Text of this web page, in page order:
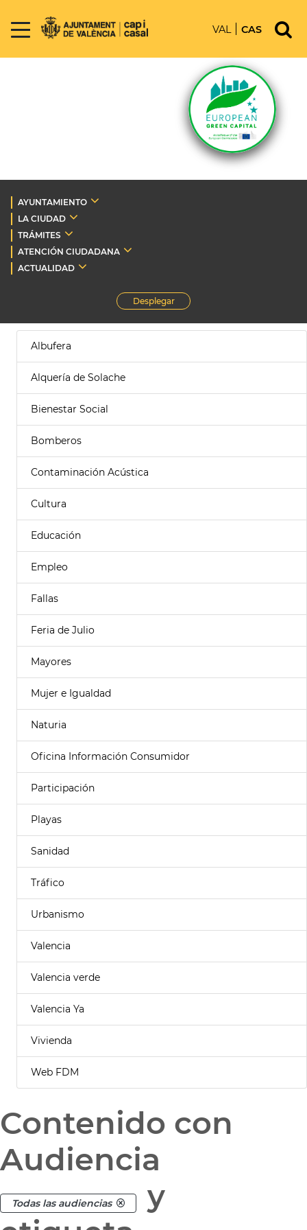
VAL CAS
AYUNTAMIENTO
LA CIUDAD
TRÁMITES
ATENCIÓN CIUDADANA
ACTUALIDAD
Desplegar
Albufera
Alquería de Solache
Bienestar Social
Bomberos
Contaminación Acústica
Cultura
Educación
Empleo
Fallas
Feria de Julio
Mayores
Mujer e Igualdad
Naturia
Oficina Información Consumidor
Participación
Playas
Sanidad
Tráfico
Urbanismo
Valencia
Valencia verde
Valencia Ya
Vivienda
Web FDM
Contenido con
Audiencia
Todas las audiencias
y